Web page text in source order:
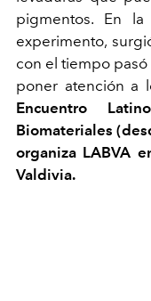
pigmentos. En
experimento,
con el tiempo
poner atención a
Encuentro
Biomateriales
organiza LABVA
Valdivia.